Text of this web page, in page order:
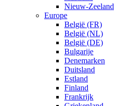
Nieuw-Zeeland
Europe
België (FR)
België (NL)
België (DE)
Bulgarije
Denemarken
Duitsland
Estland
Finland
Frankrijk